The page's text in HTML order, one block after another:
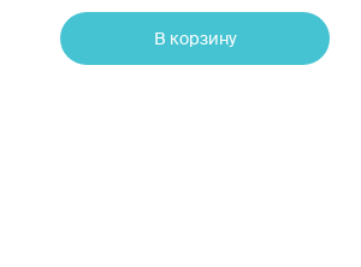
В корзину